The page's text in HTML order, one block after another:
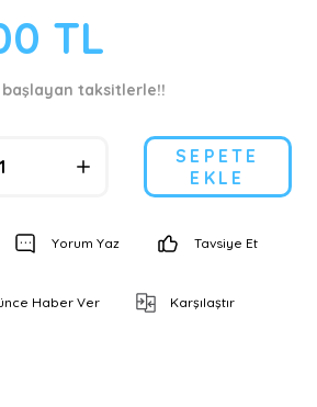
TL
başlayan taksitlerle!!
SEPETE
EKLE
Yorum Yaz Tavsiye Et
Haber Ver Karşılaştır